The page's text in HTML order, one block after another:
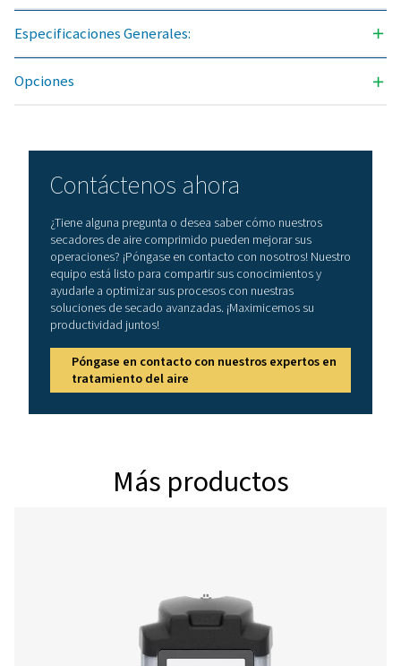
PUNTO DE ROCÍO A PRESIÓN, °C
-40 y -70
CAUDAL VOLUMÉTRICO NOMINAL EN LA ENTRADA
/H)
1296 - 5760
MÁX. TEMPERATURA DE ENTRADA (°C)
55
Modelo
nominal en la